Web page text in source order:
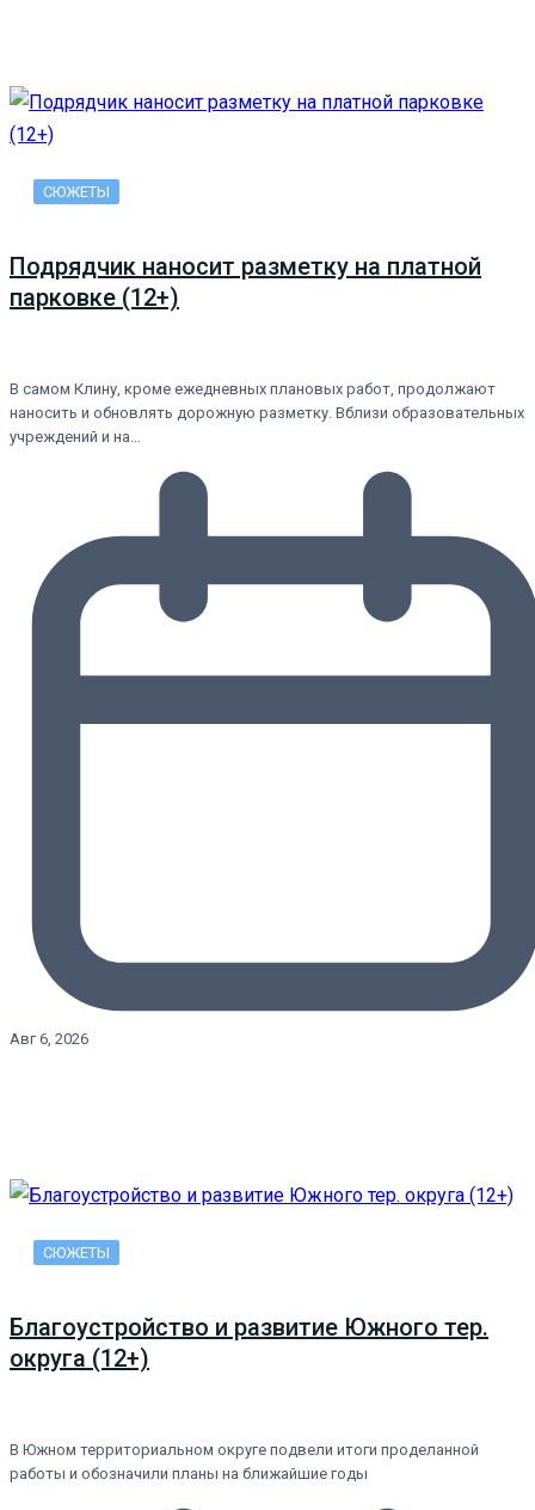
СЮЖЕТЫ
Подрядчик наносит разметку на платной
парковке (12+)
В самом Клину, кроме ежедневных плановых работ, продолжают
наносить и обновлять дорожную разметку. Вблизи образовательных
учреждений и на…
Авг 6, 2026
СЮЖЕТЫ
Благоустройство и развитие Южного тер.
округа (12+)
В Южном территориальном округе подвели итоги проделанной
работы и обозначили планы на ближайшие годы